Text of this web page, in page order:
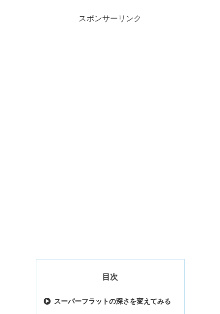
スポンサーリンク
目次
スーパーフラットの深さを変えてみる